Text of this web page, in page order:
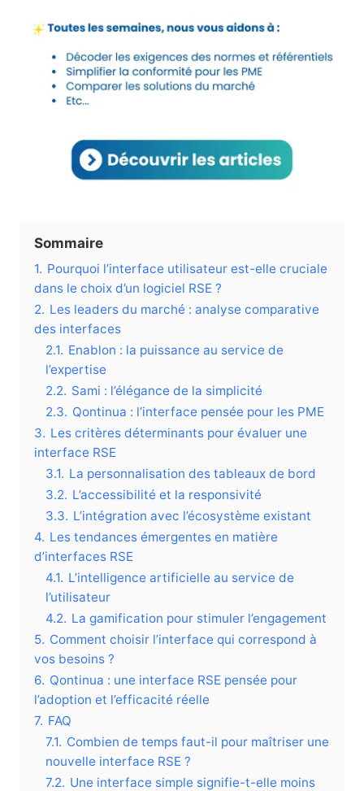
Sommaire
1. Pourquoi l’interface utilisateur est-elle cruciale
dans le choix d’un logiciel RSE ?
2. Les leaders du marché : analyse comparative
des interfaces
2.1. Enablon : la puissance au service de
l’expertise
2.2. Sami : l’élégance de la simplicité
2.3. Qontinua : l’interface pensée pour les PME
3. Les critères déterminants pour évaluer une
interface RSE
3.1. La personnalisation des tableaux de bord
3.2. L’accessibilité et la responsivité
3.3. L’intégration avec l’écosystème existant
4. Les tendances émergentes en matière
d’interfaces RSE
4.1. L’intelligence artificielle au service de
l’utilisateur
4.2. La gamification pour stimuler l’engagement
5. Comment choisir l’interface qui correspond à
vos besoins ?
6. Qontinua : une interface RSE pensée pour
l’adoption et l’efficacité réelle
7. FAQ
7.1. Combien de temps faut-il pour maîtriser une
nouvelle interface RSE ?
7.2. Une interface simple signifie-t-elle moins